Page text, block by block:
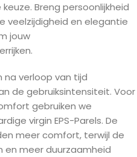
Breng persoonlijkheid
veelzijdigheid en elegantie
jouw
na verloop van tijd
de gebruiksintensiteit. Voor
gebruiken we
virgin EPS-Parels. De
meer comfort, terwijl de
en meer duurzaamheid